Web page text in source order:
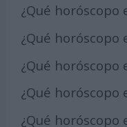
¿Qué horóscopo
¿Qué horóscopo
¿Qué horóscopo
¿Qué horóscopo
¿Qué horóscopo